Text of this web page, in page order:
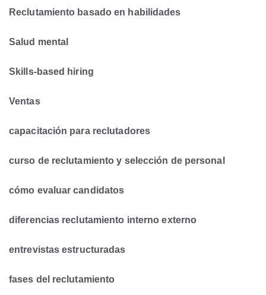
Reclutamiento basado en habilidades
Salud mental
Skills-based hiring
Ventas
capacitación para reclutadores
curso de reclutamiento y selección de personal
cómo evaluar candidatos
diferencias reclutamiento interno externo
entrevistas estructuradas
fases del reclutamiento